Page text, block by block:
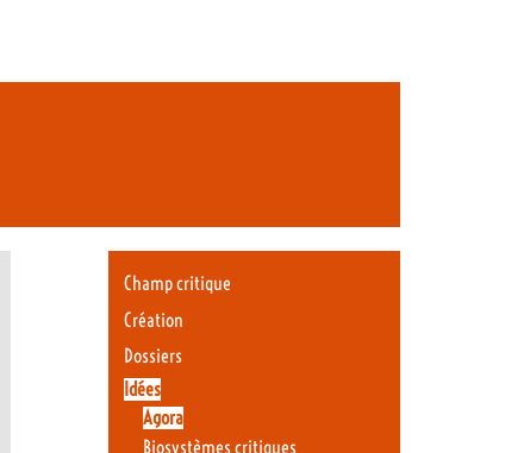
Champ critique
Création
Dossiers
Idées
Agora
Biosystèmes critiques